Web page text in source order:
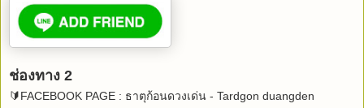
ช่องทาง 2
🔰FACEBOOK PAGE : ธาตุก้อนดวงเด่น - Tardgon duangden